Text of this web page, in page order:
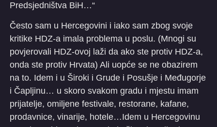
Predsjedništva BiH…“
Često sam u Hercegovini i iako sam zbog svoje
kritike HDZ-a imala problema u poslu. (Mnogi su
povjerovali HDZ-ovoj laži da ako ste protiv HDZ-a,
onda ste protiv Hrvata) Ali uopće se ne obazirem
na to. Idem i u Široki i Grude i Posušje i Međugorje
i Čapljinu… u skoro svakom gradu i mjestu imam
prijatelje, omiljene festivale, restorane, kafane,
prodavnice, vinarije, hotele…Idem u Hercegovinu